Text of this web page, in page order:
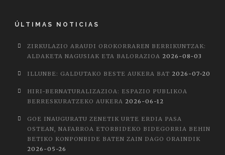
ÚLTIMAS NOTICIAS
ZIRKULAZIO ARAUDI OROKORRAREN BERRIKUNTZAK:
ALDAKETA NAGUSIAK ETA BALORAZIOA 2026-08-03
ILLUNBE: GALDUTAKO BESTE AUKERA BAT 2026-07-20
HIRI-BERNATURALIZAZIOA: ESPAZIO PUBLIKOA
BERRESKURATZEKO AUKERA 2026-06-12
GOE INAUGURATU ZENETIK URTE ERDIA PASA
OSTEAN, NAFARROA ETORBIDEKO BIDEGORRIA BEHIN
BETIKO KONPONBIDE BATEN ZAIN DAGO ORAINDIK
2026-05-26